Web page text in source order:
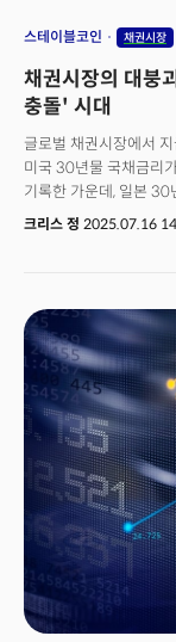
민주화가 진행되고 있
위험을 내포한다.
스테이블코인 채권시장
채권시장의 대붕
충돌' 시대
글로벌 채권시장에서
미국 30년물 국채금리
기록한 가운데, 일본
더욱 충격적인 것은 금
붕괴로 일본 4대 생명
달러에서 600억 달러로
그리고 유럽을 포함한
아니라 지난 40년간
알리는 구조적 전환점
크리스 정 2025.07.16